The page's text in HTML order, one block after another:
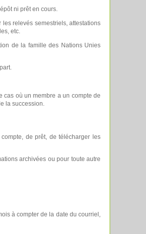
ni prêt en cours.
relevés semestriels, attestations
etc.
de la famille des Nations Unies
cas où un membre a un compte de
la succession.
de prêt, de télécharger les
archivées ou pour toute autre
à compter de la date du courriel,